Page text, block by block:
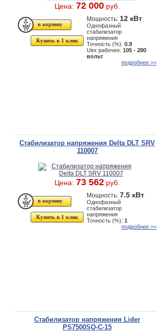
Цена: 72 000 руб.
Купить в 1 клик
Мощность: 12 кВт
Однофазный
стабилизатор
напряжения
Точность (%): 0.9
Uвх рабочее: 105 - 280
вольт
подробнее >>
Стабилизатор напряжения Delta DLT SRV
110007
Цена: 73 562 руб.
Купить в 1 клик
Мощность: 7.5 кВт
Однофазный
стабилизатор
напряжения
Точность (%): 1
подробнее >>
Стабилизатор напряжения Lider
PS7500SQ-C-15